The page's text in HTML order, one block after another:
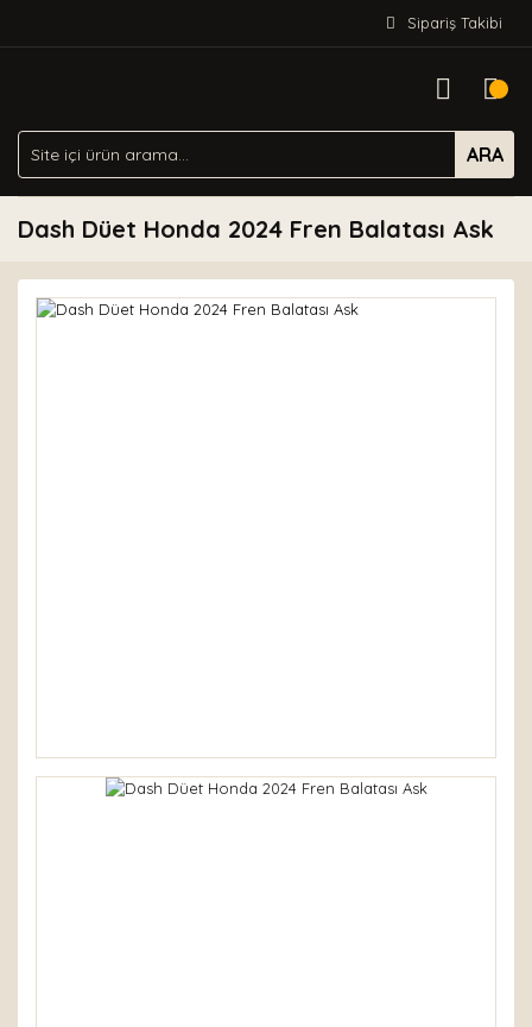
Sipariş Takibi
ARA
Dash Düet Honda 2024 Fren Balatası Ask